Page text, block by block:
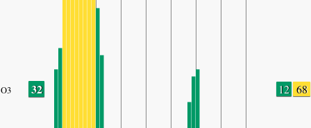
O3 32 12 68